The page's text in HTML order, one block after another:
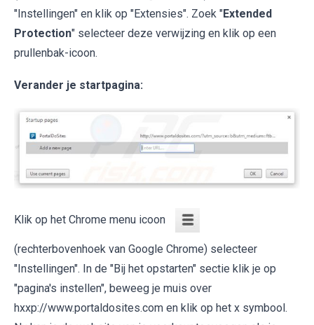
"Instellingen" en klik op "Extensies". Zoek "Extended
Protection" selecteer deze verwijzing en klik op een
prullenbak-icoon.
Verander je startpagina:
Klik op het Chrome menu icoon
(rechterbovenhoek van Google Chrome) selecteer
"Instellingen". In de "Bij het opstarten" sectie klik je op
"pagina's instellen", beweeg je muis over
hxxp://www.portaldosites.com en klik op het x symbool.